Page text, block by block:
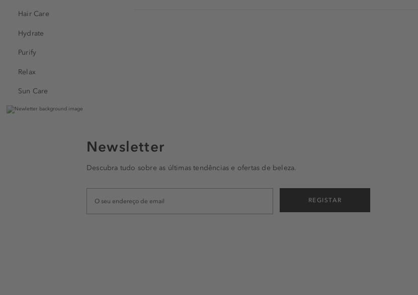
Hair Care
Hydrate
Purify
Relax
Sun Care
Newsletter
Descubra tudo sobre as últimas tendências e ofertas de beleza.
REGISTAR